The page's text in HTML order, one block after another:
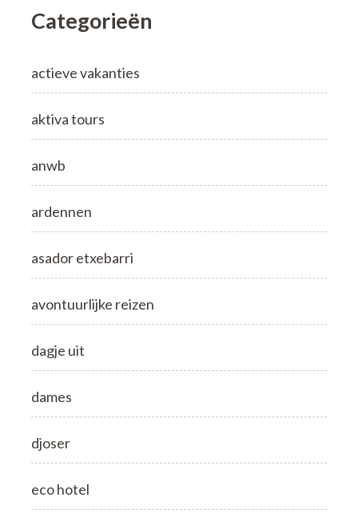
Categorieën
actieve vakanties
aktiva tours
anwb
ardennen
asador etxebarri
avontuurlijke reizen
dagje uit
dames
djoser
eco hotel